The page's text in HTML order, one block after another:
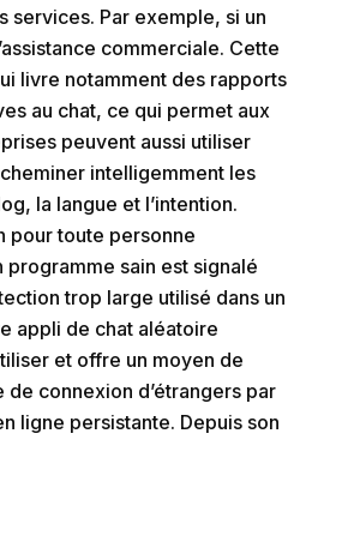
Par exemple, si un
commerciale. Cette
livre notamment des rapports
au chat, ce qui permet aux
peuvent aussi utiliser
intelligemment les
la langue et l’intention.
pour toute personne
programme sain est signalé
trop large utilisé dans un
appli de chat aléatoire
et offre un moyen de
connexion d’étrangers par
ligne persistante. Depuis son